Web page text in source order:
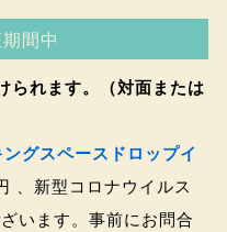
間中
られます。（対面または
グスペースドロップイ
、新型コロナウイルス
います。事前にお問合